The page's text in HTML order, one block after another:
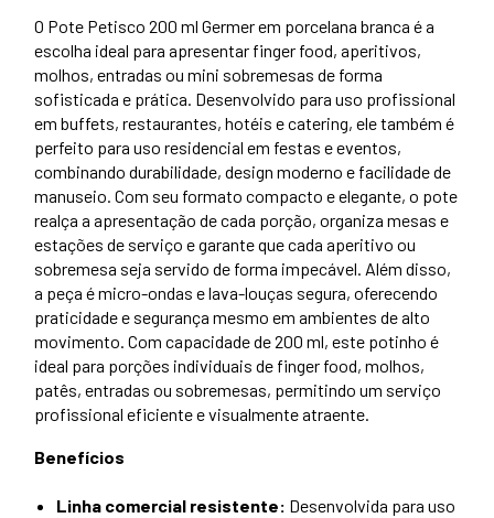
O Pote Petisco 200 ml Germer em porcelana branca é a
escolha ideal para apresentar finger food, aperitivos,
molhos, entradas ou mini sobremesas de forma
sofisticada e prática. Desenvolvido para uso profissional
em buffets, restaurantes, hotéis e catering, ele também é
perfeito para uso residencial em festas e eventos,
combinando durabilidade, design moderno e facilidade de
manuseio. Com seu formato compacto e elegante, o pote
realça a apresentação de cada porção, organiza mesas e
estações de serviço e garante que cada aperitivo ou
sobremesa seja servido de forma impecável. Além disso,
a peça é micro-ondas e lava-louças segura, oferecendo
praticidade e segurança mesmo em ambientes de alto
movimento. Com capacidade de 200 ml, este potinho é
ideal para porções individuais de finger food, molhos,
patês, entradas ou sobremesas, permitindo um serviço
profissional eficiente e visualmente atraente.
Benefícios
Linha comercial resistente: Desenvolvida para uso